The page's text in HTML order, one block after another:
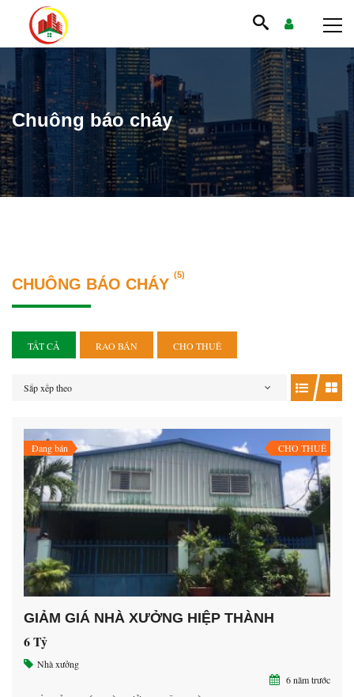
Chuông báo cháy
CHUÔNG BÁO CHÁY
(5)
TẤT CẢ RAO BÁN CHO THUÊ
Sắp xếp theo
Đang bán CHO THUÊ
GIẢM GIÁ NHÀ XƯỞNG HIỆP THÀNH
6 Tỷ
Nhà xưởng
6 năm trước